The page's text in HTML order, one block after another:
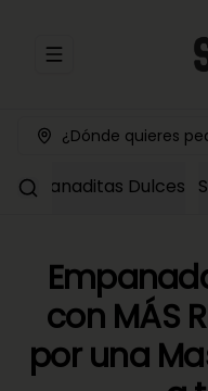
Abrir menu de
¿Dónde quieres
Empanaditas Dulces
con MÁS
por una